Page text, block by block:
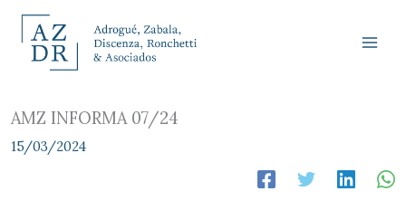
contenido
AMZ INFORMA 07/24
15/03/2024